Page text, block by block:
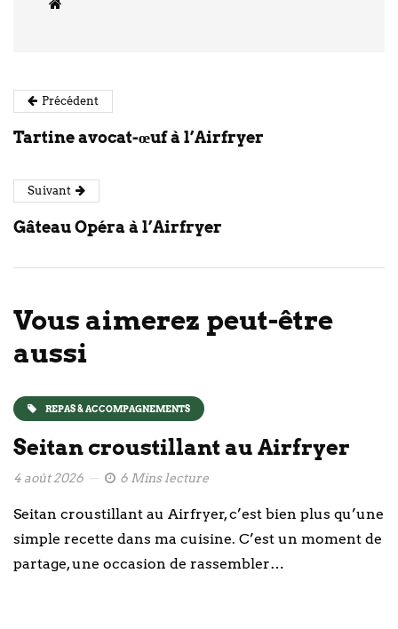
Précédent
Tartine avocat-œuf à l’Airfryer
Suivant
Gâteau Opéra à l’Airfryer
Vous aimerez peut-être
aussi
REPAS & ACCOMPAGNEMENTS
Seitan croustillant au Airfryer
4 août 2026 6 Mins lecture
Seitan croustillant au Airfryer, c’est bien plus qu’une
simple recette dans ma cuisine. C’est un moment de
partage, une occasion de rassembler…